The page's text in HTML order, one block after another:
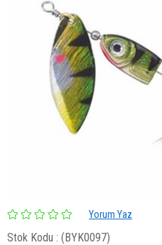
Yorum Yaz
Stok Kodu
(BYK0097)